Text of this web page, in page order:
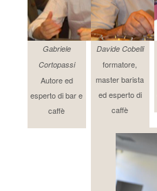
Gabriele
Cortopassi
Autore ed
esperto di bar e
caffè
Davide Cobelli
formatore,
master barista
ed esperto di
caffè